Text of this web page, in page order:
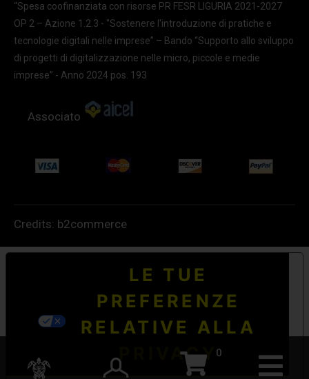
0
“Spesa coofinanziata con risorse PR FESR LIGURIA 2021-2027
OP 2 – Azione 1.2.3 - "Sostenere l'introduzione di pratiche e
tecnologie digitali nelle imprese” – Bando “Supporto allo sviluppo
di progetti di digitalizzazione nelle micro, piccole e medie
imprese” - Anno 2024 pos. 193
Associato
Credits: b2commerce
LE TUE
PREFERENZE
RELATIVE ALLA
PRIVACY